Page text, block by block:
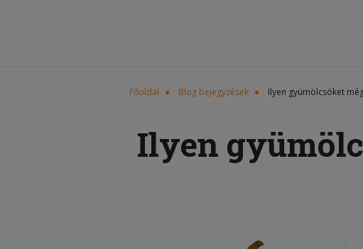
Főoldal Blog bejegyzések Ilyen gyümölcsöket
Ilyen